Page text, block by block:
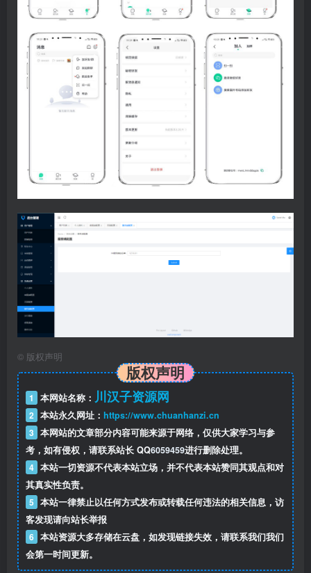
© 版权声明
版权声明
1 本网站名称： 川汉子资源网
2 本站永久网址： https://www.chuanhanzi.cn
3 本网站的文章部分内容可能来源于网络，仅供大家学习与参
考，如有侵权，请联系站长 QQ6059459进行删除处理。
4 本站一切资源不代表本站立场，并不代表本站赞同其观点和对
其真实性负责。
5 本站一律禁止以任何方式发布或转载任何违法的相关信息，访
客发现请向站长举报
6 本站资源大多存储在云盘，如发现链接失效，请联系我们我们
会第一时间更新。